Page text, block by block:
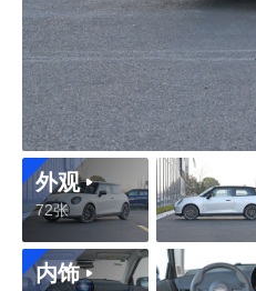
外观
72张
内饰